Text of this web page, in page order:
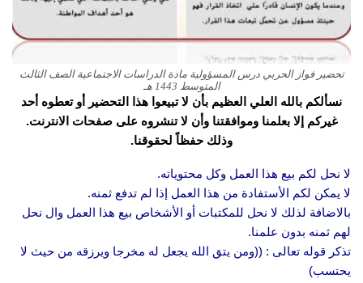
تحضير فواز الحربي درس المسؤولية مادة الدراسات الاجتماعية الصف الثالث
المتوسط 1443 هـ
نسألكم بالله العلي العظيم بأن لا تبيعوا هذا التحضير أو تعطوه أحد
غيركم إلا بعلمنا وموافقتنا وأن لا تنشروه على صفحات الانترنت.
وذلك حفظاً لحقوقنا.
لا نحل لكم بيع هذا العمل وكل محتوياته.
لا يمكن لكم الأستفادة من هذا العمل إذا لم تدفع ثمنه.
بالاضافة لذلك لا نحل للمكتبات أو الأشخاص بيع هذا العمل وال نحل
لهم ثمنه بدون علمنا.
تذكر قوله تعالى : ((ومن يتق الله يجعل له مخرجا ويرزقه من حيث لا
يحتسب)